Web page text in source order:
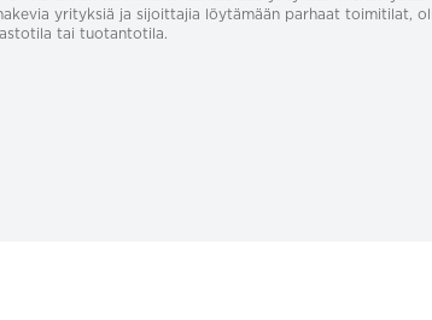
yrityksiä ja sijoittajia löytämään parhaat toimitilat,
tai tuotantotila.